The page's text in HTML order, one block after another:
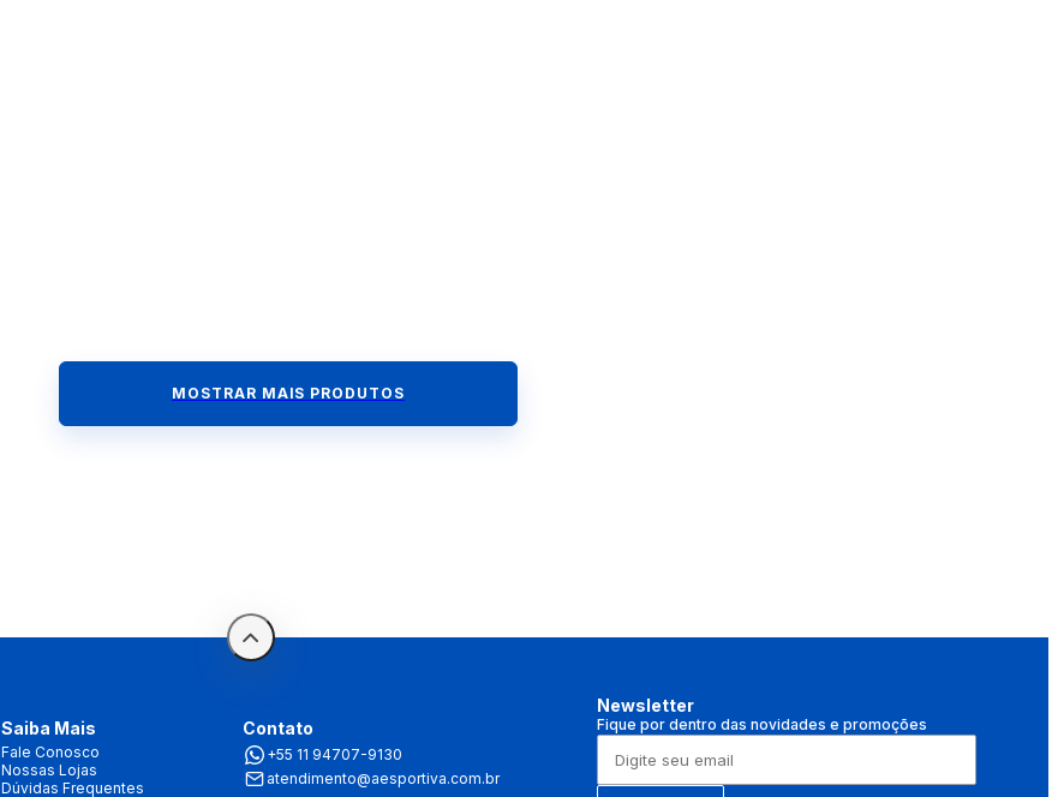
MOSTRAR MAIS PRODUTOS
Saiba Mais
Fale Conosco
Nossas Lojas
Dúvidas Frequentes
Contato
+55 11 94707-9130
atendimento@aesportiva.com.br
Newsletter
Fique por dentro das novidades e promoções